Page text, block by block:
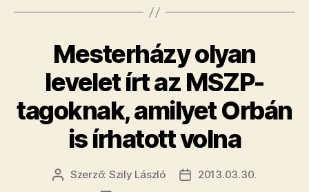
És
kaptuk!”
Mesterházy olyan
levelet írt az MSZP-
tagoknak, amilyet Orbán
is írhatott volna
Bejegyzés
Szerző: Szily László
Bejegyzés
2013.03.30.